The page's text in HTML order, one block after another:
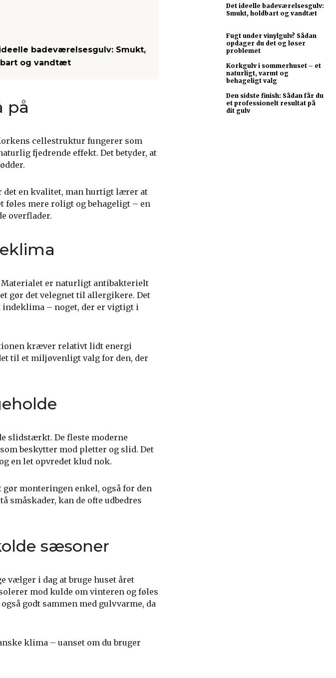
badeværelsesgulv: Smukt,
og vandtæt
på
cellestruktur fungerer som
fjedrende effekt. Det betyder, at
det en kvalitet, man hurtigt lærer at
mere roligt og behageligt – en
overflader.
Materialet er naturligt antibakterielt
gør det velegnet til allergikere. Det
indeklima – noget, der er vigtigt i
kræver relativt lidt energi
til et miljøvenligt valg for den, der
slidstærkt. De fleste moderne
beskytter mod pletter og slid. Det
en let opvredet klud nok.
monteringen enkel, også for den
småskader, kan de ofte udbedres
sæsoner
vælger i dag at bruge huset året
mod kulde om vinteren og føles
godt sammen med gulvvarme, da
klima – uanset om du bruger
Det ideelle badeværelsesgulv:
Smukt, holdbart og vandtæt
Fugt under vinylgulv? Sådan
opdager du det og løser
problemet
Korkgulv i sommerhuset – et
naturligt, varmt og
behageligt valg
Den sidste finish: Sådan får du
et professionelt resultat på
dit gulv